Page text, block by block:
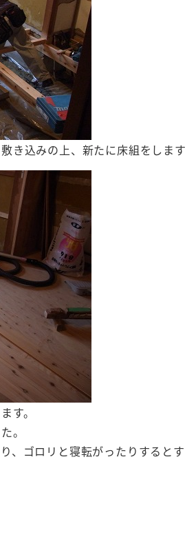
き込みの上、新たに床組をします
す。
。
、ゴロリと寝転がったりすると